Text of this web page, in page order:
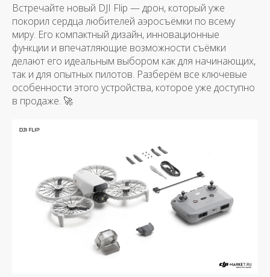
Встречайте новый DJI Flip — дрон, который уже
покорил сердца любителей аэросъёмки по всему
миру. Его компактный дизайн, инновационные
функции и впечатляющие возможности съёмки
делают его идеальным выбором как для начинающих,
так и для опытных пилотов. Разберём все ключевые
особенности этого устройства, которое уже доступно
в продаже. 🚀